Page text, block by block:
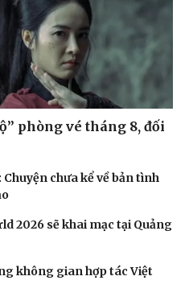
phòng vé tháng 8, đối
chưa kể về bản tình
2026 sẽ khai mạc tại Quảng
không gian hợp tác Việt